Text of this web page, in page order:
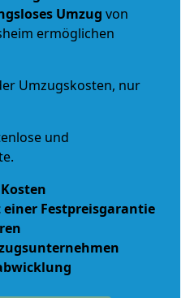
Umzug von
ermöglichen
Umzugskosten, nur
und
Festpreisgarantie